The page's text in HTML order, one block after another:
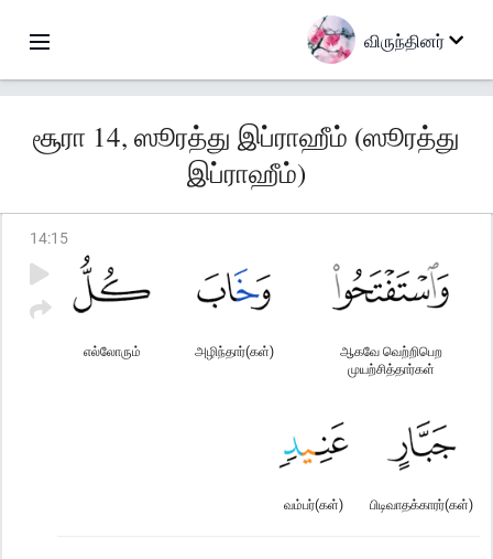
விருந்தினர்
சூரா 14, ஸூரத்து இப்ராஹீம் (ஸூரத்து
இப்ராஹீம்)
14:15
ஆகவே வெற்றிபெற
முயற்சித்தார்கள்
அழிந்தார்(கள்)
எல்லோரும்
பிடிவாதக்காரர்(கள்)
வம்பர்(கள்)